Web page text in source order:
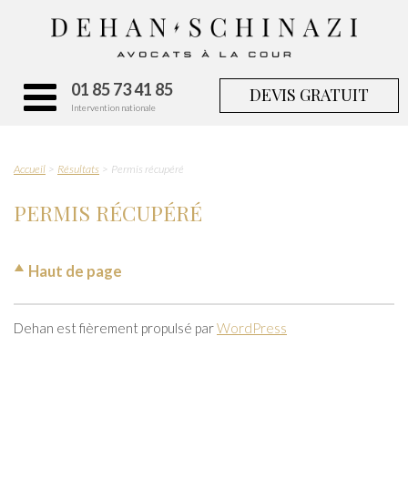
01 85 73 41 85
Intervention nationale
DEVIS GRATUIT
Accueil Résultats Permis récupéré
PERMIS RÉCUPÉRÉ
Haut de page
Dehan est fièrement propulsé parWordPress